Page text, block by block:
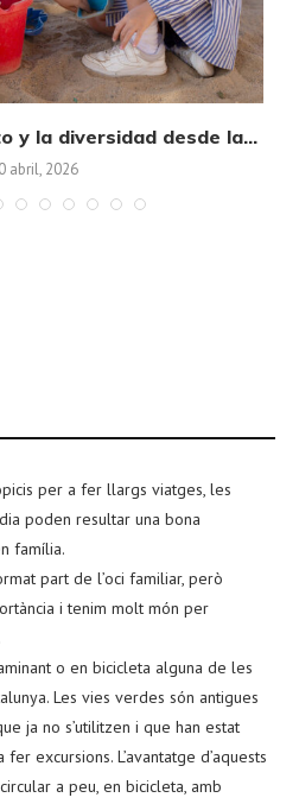
y la diversidad desde la...
abril, 2026
per a fer llargs viatges, les
poden resultar una bona
família.
part de l’oci familiar, però
i tenim molt món per
o en bicicleta alguna de les
Les vies verdes són antigues
ja no s’utilitzen i que han estat
excursions. L’avantatge d’aquests
a peu, en bicicleta, amb